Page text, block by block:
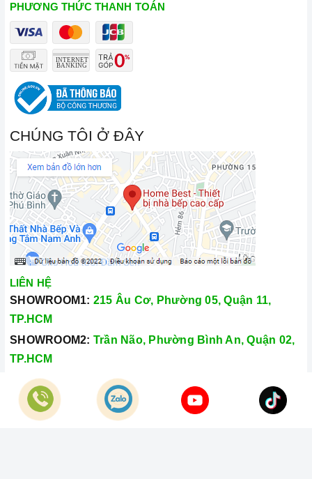
PHƯƠNG THỨC THANH TOÁN
CHÚNG TÔI Ở ĐÂY
LIÊN HỆ
SHOWROOM1: 215 Âu Cơ, Phường 05, Quận 11,
TP.HCM
SHOWROOM2: Trần Não, Phường Bình An, Quận 02,
TP.HCM
Hotline:
028.66.79.8989
Khiếu nại: 0933.800.899